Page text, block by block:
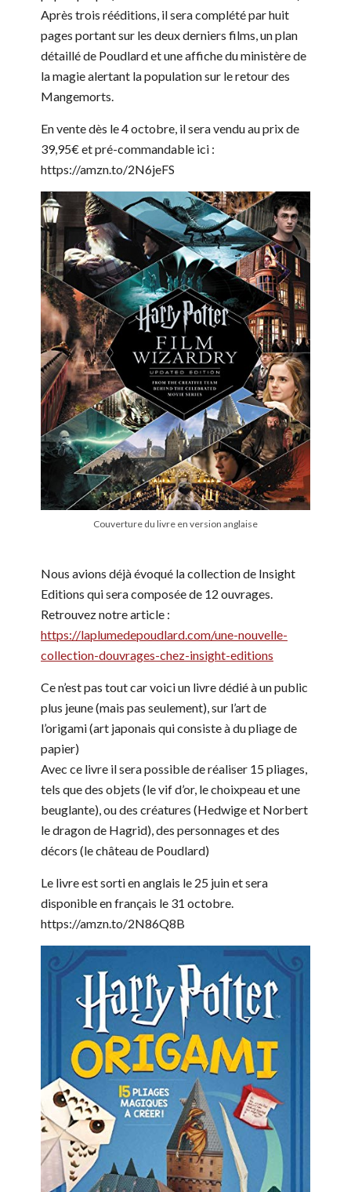
Après trois rééditions, il sera complété par huit
pages portant sur les deux derniers films, un plan
détaillé de Poudlard et une affiche du ministère de
la magie alertant la population sur le retour des
Mangemorts.
En vente dès le 4 octobre, il sera vendu au prix de
39,95€ et pré-commandable ici :
https://amzn.to/2N6jeFS
Couverture du livre en version anglaise
Nous avions déjà évoqué la collection de Insight
Editions qui sera composée de 12 ouvrages.
Retrouvez notre article :
https://laplumedepoudlard.com/une-nouvelle-
collection-douvrages-chez-insight-editions
Ce n’est pas tout car voici un livre dédié à un public
plus jeune (mais pas seulement), sur l’art de
l’origami (art japonais qui consiste à du pliage de
papier)
Avec ce livre il sera possible de réaliser 15 pliages,
tels que des objets (le vif d’or, le choixpeau et une
beuglante), ou des créatures (Hedwige et Norbert
le dragon de Hagrid), des personnages et des
décors (le château de Poudlard)
Le livre est sorti en anglais le 25 juin et sera
disponible en français le 31 octobre.
https://amzn.to/2N86Q8B